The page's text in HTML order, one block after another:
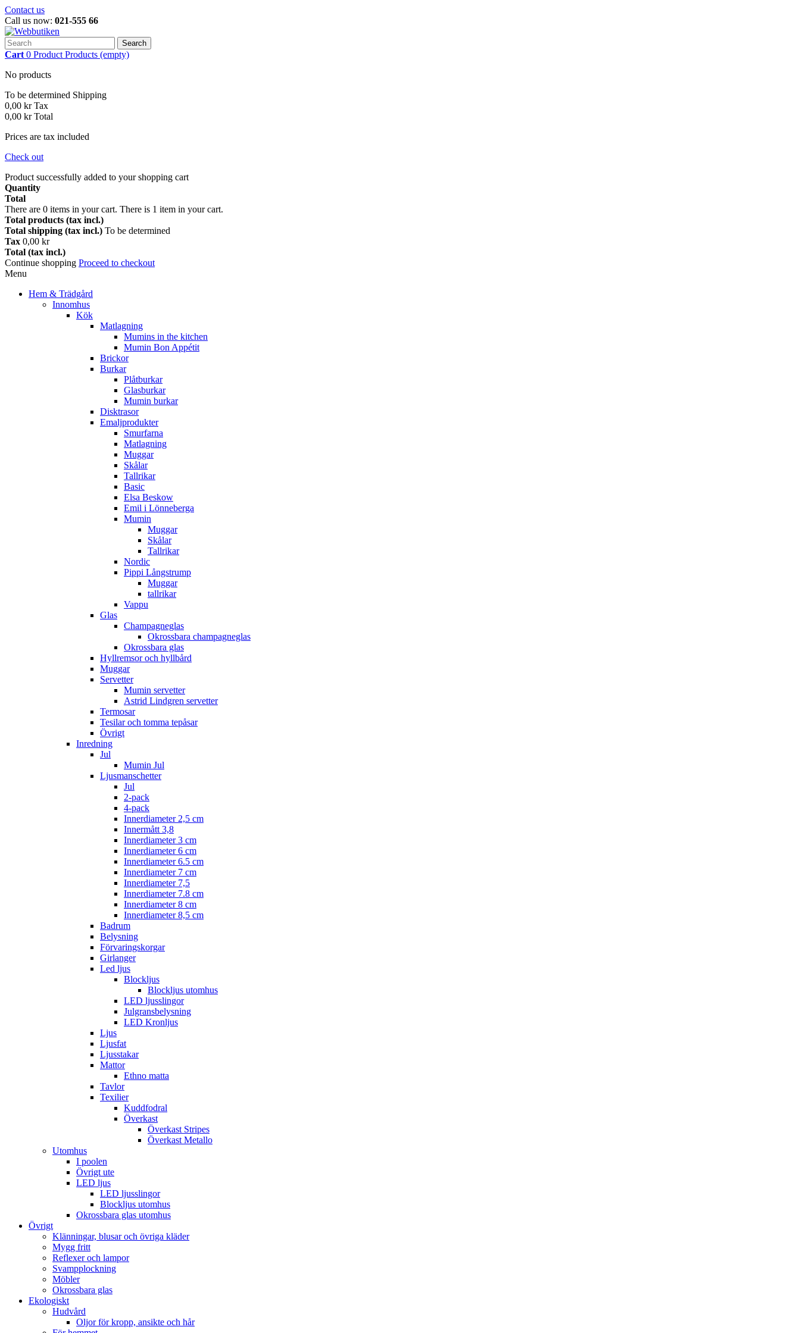
Contact us
Call us now: 021-555 66
Search
Cart 0 Product Products (empty)
No products
To be determined Shipping
0,00 kr Tax
0,00 kr Total
Prices are tax included
Check out
Product successfully added to your shopping cart
Quantity
Total
There are 0 items in your cart. There is 1 item in your cart.
Total products (tax incl.)
Total shipping (tax incl.) To be determined
Tax 0,00 kr
Total (tax incl.)
Continue shopping Proceed to checkout
Menu
Hem & Trädgård
Innomhus
Kök
Matlagning
Mumins in the kitchen
Mumin Bon Appétit
Brickor
Burkar
Plåtburkar
Glasburkar
Mumin burkar
Disktrasor
Emaljprodukter
Smurfarna
Matlagning
Muggar
Skålar
Tallrikar
Basic
Elsa Beskow
Emil i Lönneberga
Mumin
Muggar
Skålar
Tallrikar
Nordic
Pippi Långstrump
Muggar
tallrikar
Vappu
Glas
Champagneglas
Okrossbara champagneglas
Okrossbara glas
Hyllremsor och hyllbård
Muggar
Servetter
Mumin servetter
Astrid Lindgren servetter
Termosar
Tesilar och tomma tepåsar
Övrigt
Inredning
Jul
Mumin Jul
Ljusmanschetter
Jul
2-pack
4-pack
Innerdiameter 2,5 cm
Innermått 3,8
Innerdiameter 3 cm
Innerdiameter 6 cm
Innerdiameter 6.5 cm
Innerdiameter 7 cm
Innerdiameter 7,5
Innerdiameter 7.8 cm
Innerdiameter 8 cm
Innerdiameter 8,5 cm
Badrum
Belysning
Förvaringskorgar
Girlanger
Led ljus
Blockljus
Blockljus utomhus
LED ljusslingor
Julgransbelysning
LED Kronljus
Ljus
Ljusfat
Ljusstakar
Mattor
Ethno matta
Tavlor
Texilier
Kuddfodral
Överkast
Överkast Stripes
Överkast Metallo
Utomhus
I poolen
Övrigt ute
LED ljus
LED ljusslingor
Blockljus utomhus
Okrossbara glas utomhus
Övrigt
Klänningar, blusar och övriga kläder
Mygg fritt
Reflexer och lampor
Svampplockning
Möbler
Okrossbara glas
Ekologiskt
Hudvård
Oljor för kropp, ansikte och hår